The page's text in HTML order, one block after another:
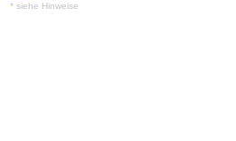
* siehe Hinweise